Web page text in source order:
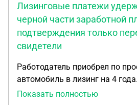
Лизинговые платежи
черной части заработной
подтверждения только
свидетели
Работодатель приобрел по
автомобиль в лизинг на 4
исправно оплачивал
Показать полностью